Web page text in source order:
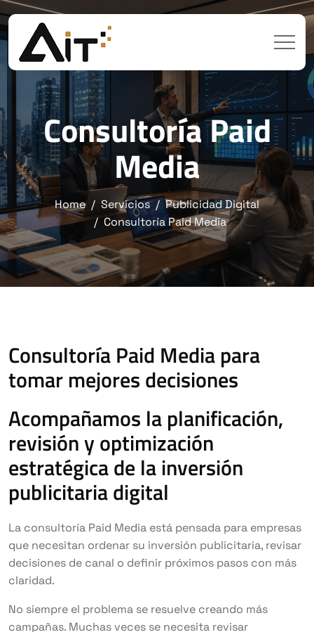
Consultoría Paid
Media
Home Servicios
Publicidad Digital
Consultoría Paid Media
Consultoría Paid Media para
tomar mejores decisiones
Acompañamos la planificación,
revisión y optimización
estratégica de la inversión
publicitaria digital
La consultoría Paid Media está pensada para empresas
que necesitan ordenar su inversión publicitaria, revisar
decisiones de canal o definir próximos pasos con más
claridad.
No siempre el problema se resuelve creando más
campañas. Muchas veces se necesita revisar